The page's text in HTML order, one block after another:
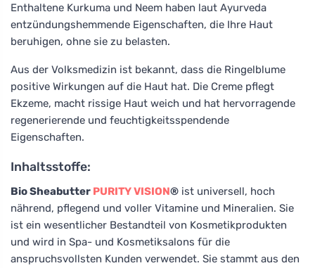
Enthaltene Kurkuma und Neem haben laut Ayurveda
entzündungshemmende Eigenschaften, die Ihre Haut
beruhigen, ohne sie zu belasten.
Aus der Volksmedizin ist bekannt, dass die Ringelblume
positive Wirkungen auf die Haut hat. Die Creme pflegt
Ekzeme, macht rissige Haut weich und hat hervorragende
regenerierende und feuchtigkeitsspendende
Eigenschaften.
Inhaltsstoffe:
Bio Sheabutter PURITY VISION® ist universell, hoch
nährend, pflegend und voller Vitamine und Mineralien. Sie
ist ein wesentlicher Bestandteil von Kosmetikprodukten
und wird in Spa- und Kosmetiksalons für die
anspruchsvollsten Kunden verwendet. Sie stammt aus den